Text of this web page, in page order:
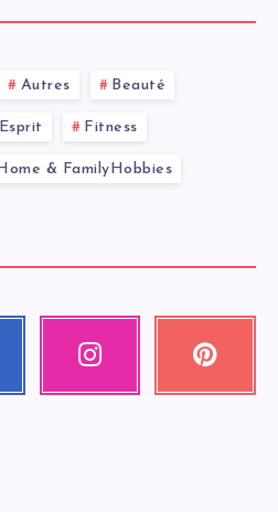
Autres Beauté
Esprit Fitness
Home & FamilyHobbies